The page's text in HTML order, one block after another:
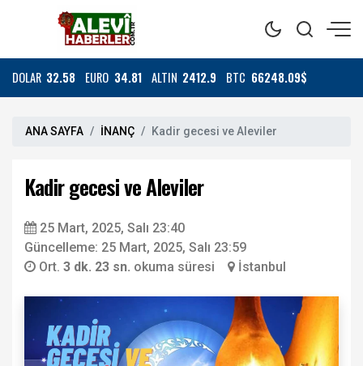
DOLAR 32.58 EURO 34.81 ALTIN 2412.9 BTC 66248.09$
ANA SAYFA İNANÇ Kadir gecesi ve Aleviler
Kadir gecesi ve Aleviler
25 Mart, 2025, Salı 23:40
Güncelleme: 25 Mart, 2025, Salı 23:59
Ort. 3 dk. 23 sn. okuma süresi İstanbul